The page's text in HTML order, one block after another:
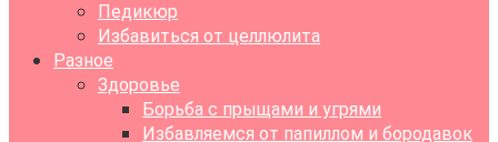
Педикюр
Избавиться от целлюлита
Разное
Здоровье
Борьба с прыщами и угрями
Избавляемся от папиллом и бородавок